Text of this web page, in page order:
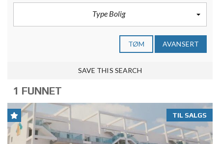
Type Bolig
TØM AVANSERT
SAVE THIS SEARCH
1 FUNNET
TIL SALGS